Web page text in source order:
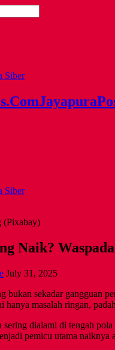
Siber
Siber
(Pixabay)
Naik?
July 31, 2025
bukan sekadar gangguan
hanya masalah ringan,
sering dialami di tengah
pemicu utama naiknya